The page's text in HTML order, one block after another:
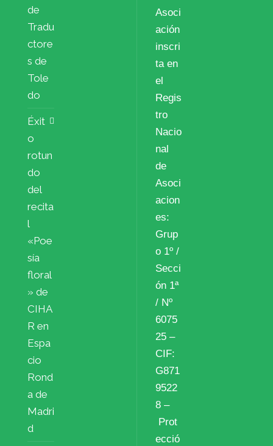
de
Tradu
ctore
s de
Tole
do
Éxit
o
rotun
do
del
recita
l
«Poe
sía
floral
» de
CIHA
R en
Espa
cio
Rond
a de
Madri
d
Asoci
ación
inscri
ta en
el
Regis
tro
Nacio
nal
de
Asoci
acion
es:
Grup
o 1º /
Secci
ón 1ª
/ Nº
6075
25 –
CIF:
G871
9522
8 –
Prot
ecció